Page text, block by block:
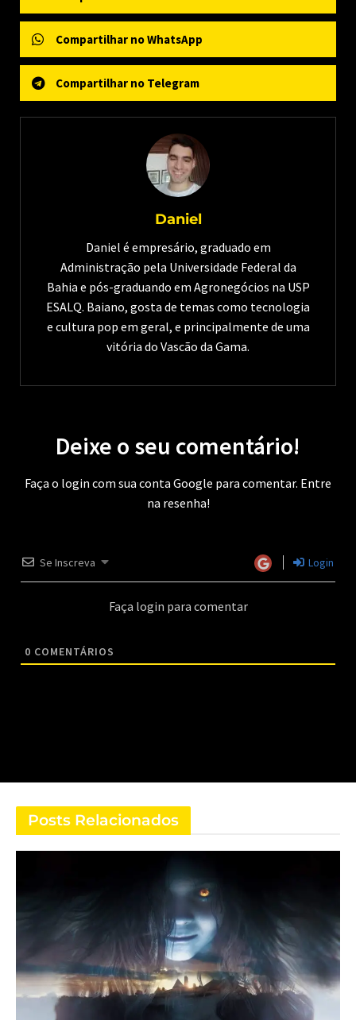
Compartilhar no WhatsApp
Compartilhar no Telegram
Daniel
Daniel é empresário, graduado em
Administração pela Universidade Federal da
Bahia e pós-graduando em Agronegócios na USP
ESALQ. Baiano, gosta de temas como tecnologia
e cultura pop em geral, e principalmente de uma
vitória do Vascão da Gama.
Deixe o seu comentário!
Faça o login com sua conta Google para comentar. Entre
na resenha!
Se Inscreva Login
Faça login para comentar
0 COMENTÁRIOS
Posts Relacionados